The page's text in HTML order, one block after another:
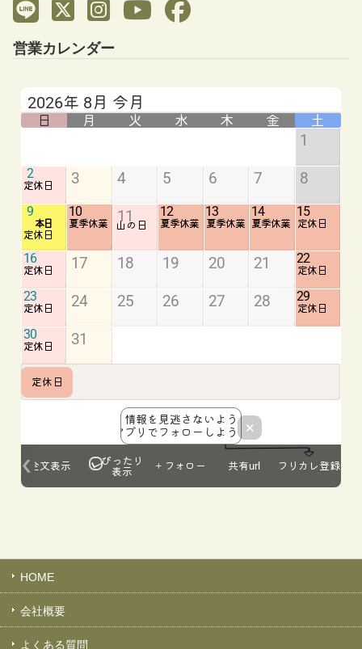
営業カレンダー
HOME
会社概要
よくある質問